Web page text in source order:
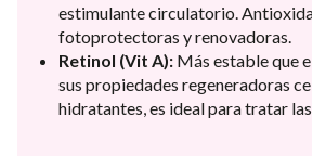
estimulante circulatorio.
fotoprotectoras y renovadoras.
Retinol (Vit A): Más estable que
sus propiedades regeneradoras
hidratantes, es ideal para tratar las